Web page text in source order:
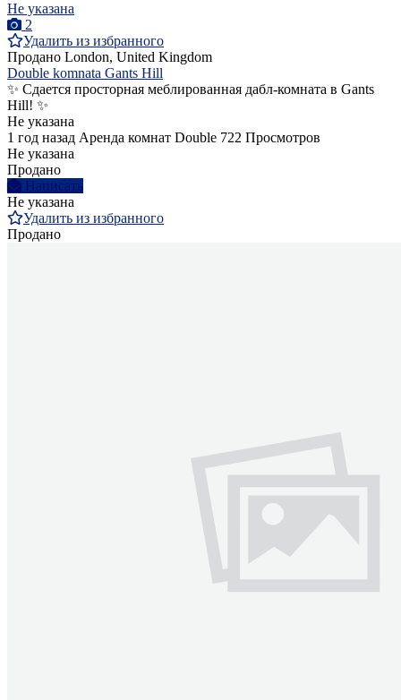
Не указана
2
Удалить из избранного
Продано London, United Kingdom
Double komnata Gants Hill
✨ Сдается просторная меблированная дабл-комната в Gants
Hill! ✨
Не указана
1 год назад Аренда комнат Double 722 Просмотров
Не указана
Продано
Написать
Не указана
Удалить из избранного
Продано